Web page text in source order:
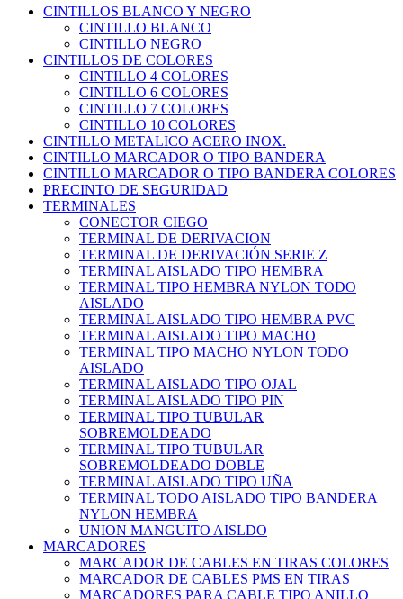
CINTILLOS BLANCO Y NEGRO
CINTILLO BLANCO
CINTILLO NEGRO
CINTILLOS DE COLORES
CINTILLO 4 COLORES
CINTILLO 6 COLORES
CINTILLO 7 COLORES
CINTILLO 10 COLORES
CINTILLO METALICO ACERO INOX.
CINTILLO MARCADOR O TIPO BANDERA
CINTILLO MARCADOR O TIPO BANDERA COLORES
PRECINTO DE SEGURIDAD
TERMINALES
CONECTOR CIEGO
TERMINAL DE DERIVACION
TERMINAL DE DERIVACIÓN SERIE Z
TERMINAL AISLADO TIPO HEMBRA
TERMINAL TIPO HEMBRA NYLON TODO
AISLADO
TERMINAL AISLADO TIPO HEMBRA PVC
TERMINAL AISLADO TIPO MACHO
TERMINAL TIPO MACHO NYLON TODO
AISLADO
TERMINAL AISLADO TIPO OJAL
TERMINAL AISLADO TIPO PIN
TERMINAL TIPO TUBULAR
SOBREMOLDEADO
TERMINAL TIPO TUBULAR
SOBREMOLDEADO DOBLE
TERMINAL AISLADO TIPO UÑA
TERMINAL TODO AISLADO TIPO BANDERA
NYLON HEMBRA
UNION MANGUITO AISLDO
MARCADORES
MARCADOR DE CABLES EN TIRAS COLORES
MARCADOR DE CABLES PMS EN TIRAS
MARCADORES PARA CABLE TIPO ANILLO